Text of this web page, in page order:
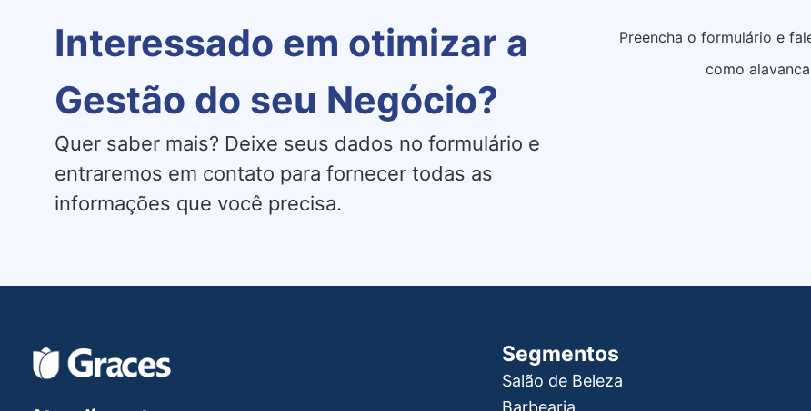
Interessado em otimizar a
Gestão do seu Negócio?
Quer saber mais? Deixe seus dados no formulário e
entraremos em contato para fornecer todas as
informações que você precisa.
Preencha o formulário e
como
Segmentos
Salão de Beleza